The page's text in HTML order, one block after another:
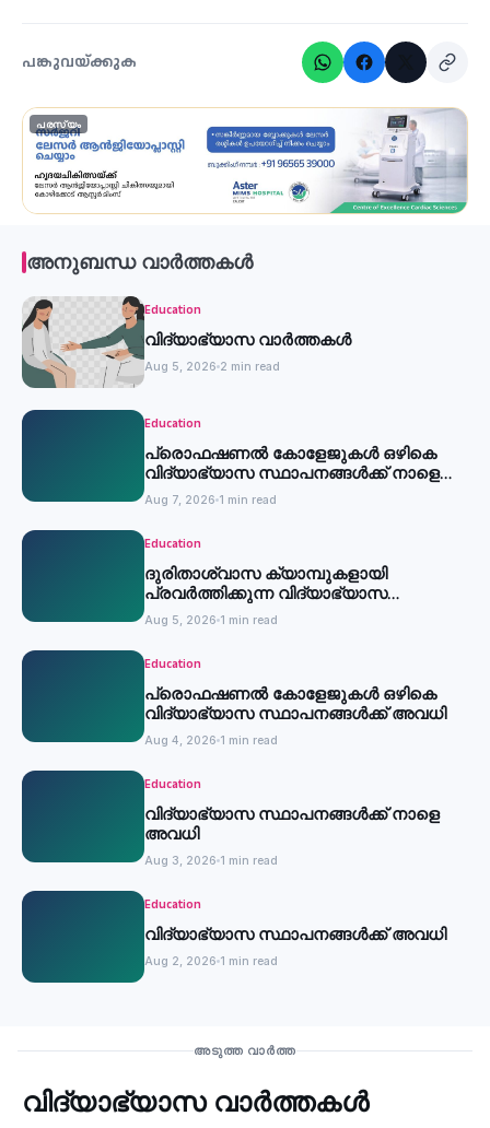
പങ്കുവയ്ക്കുക
പരസ്യം
അനുബന്ധ വാർത്തകൾ
Education
വിദ്യാഭ്യാസ വാർത്തകൾ
Aug 5, 2026 2 min read
Education
പ്രൊഫഷണൽ കോളേജുകൾ ഒഴികെ
വിദ്യാഭ്യാസ സ്ഥാപനങ്ങൾക്ക് നാളെ
അവധി
Aug 7, 2026 1 min read
Education
ദുരിതാശ്വാസ ക്യാമ്പുകളായി
പ്രവര്‍ത്തിക്കുന്ന വിദ്യാഭ്യാസ
സ്ഥാപനങ്ങള്‍ക്ക് അവധി
Aug 5, 2026 1 min read
Education
പ്രൊഫഷണൽ കോളേജുകൾ ഒഴികെ
വിദ്യാഭ്യാസ സ്ഥാപനങ്ങൾക്ക് അവധി
Aug 4, 2026 1 min read
Education
വിദ്യാഭ്യാസ സ്ഥാപനങ്ങൾക്ക് നാളെ
അവധി
Aug 3, 2026 1 min read
Education
വിദ്യാഭ്യാസ സ്ഥാപനങ്ങൾക്ക് അവധി
Aug 2, 2026 1 min read
അടുത്ത വാർത്ത
‹
വിദ്യാഭ്യാസ വാർത്തകൾ